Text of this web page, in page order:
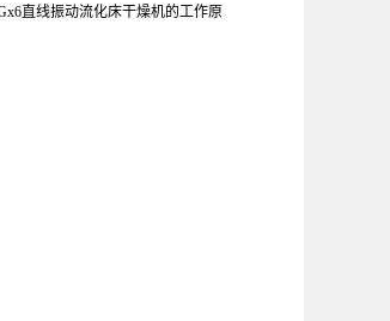
直线振动流化床干燥机的工作原